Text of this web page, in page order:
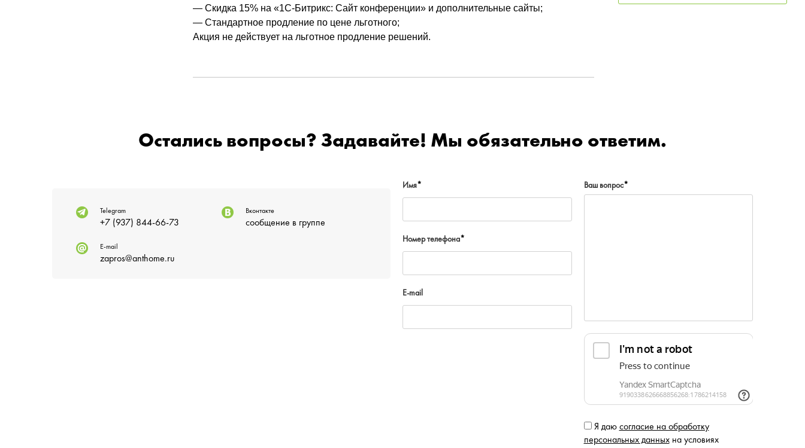
— Скидка 15% на «1С-Битрикс: Сайт конференции» и дополнительные сайты;
— Стандартное продление по цене льготного;
Акция не действует на льготное продление решений.
Остались вопросы? Задавайте! Мы обязательно ответим.
Telegram
+7 (937) 844-66-73
Вконтакте
сообщение в группе
E-mail
zapros@anthome.ru
Имя*
Номер телефона*
E-mail
Ваш вопрос*
Я даю согласие на обработку
персональных данныхна условиях